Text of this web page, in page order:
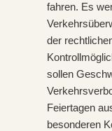
fahren. Es
der
sollen
Feiertagen
besonderen